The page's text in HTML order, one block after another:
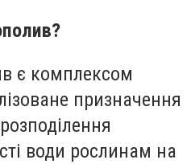
є комплексом
призначення
води рослинам на